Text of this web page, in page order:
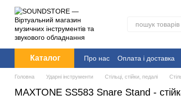
Перейти до основного контенту
Каталог Про нас Оплата і доставка
Головна Ударні інструменти Стільці, стійки, педалі
MAXTONE SS583 Snare Stand -